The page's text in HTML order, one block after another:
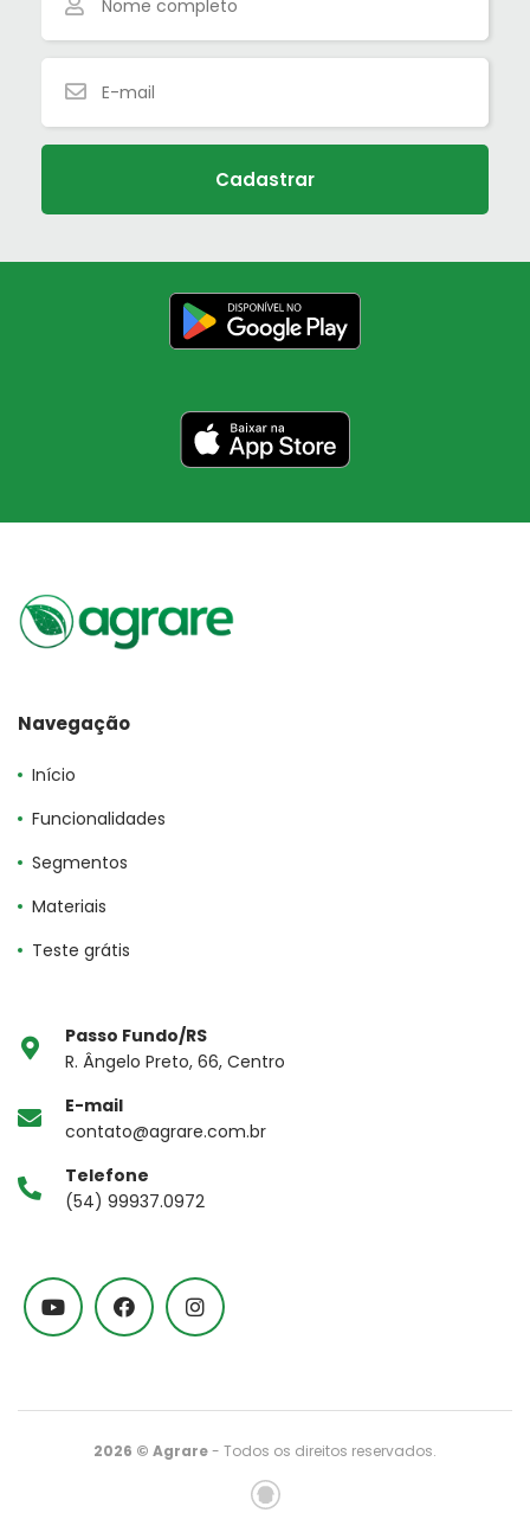
Cadastrar
Navegação
Início
Funcionalidades
Segmentos
Materiais
Teste grátis
Passo Fundo/RS
R. Ângelo Preto, 66, Centro
E-mail
contato@agrare.com.br
Telefone
(54) 99937.0972
2026 © Agrare- Todos os direitos reservados.